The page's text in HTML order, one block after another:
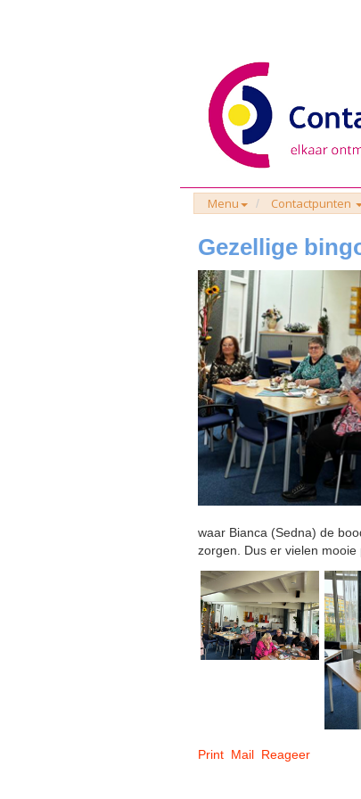
Menu Contactpunten
Gezellige
waar Bianca (Sedna) de
zorgen. Dus er vielen
Print Mail Reageer